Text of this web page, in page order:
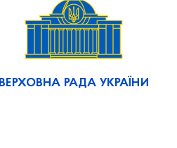
ВЕРХОВНА РАДА УКРАЇНИ